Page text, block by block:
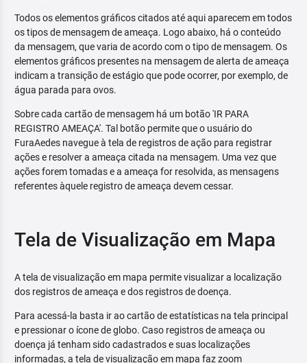
Todos os elementos gráficos citados até aqui aparecem em todos
os tipos de mensagem de ameaça. Logo abaixo, há o conteúdo
da mensagem, que varia de acordo com o tipo de mensagem. Os
elementos gráficos presentes na mensagem de alerta de ameaça
indicam a transição de estágio que pode ocorrer, por exemplo, de
água parada para ovos.
Sobre cada cartão de mensagem há um botão 'IR PARA
REGISTRO AMEAÇA'. Tal botão permite que o usuário do
FuraAedes navegue à tela de registros de ação para registrar
ações e resolver a ameaça citada na mensagem. Uma vez que
ações forem tomadas e a ameaça for resolvida, as mensagens
referentes àquele registro de ameaça devem cessar.
Tela de Visualização em Mapa
A tela de visualização em mapa permite visualizar a localização
dos registros de ameaça e dos registros de doença.
Para acessá-la basta ir ao cartão de estatísticas na tela principal
e pressionar o ícone de globo. Caso registros de ameaça ou
doença já tenham sido cadastrados e suas localizações
informadas, a tela de visualização em mapa faz zoom